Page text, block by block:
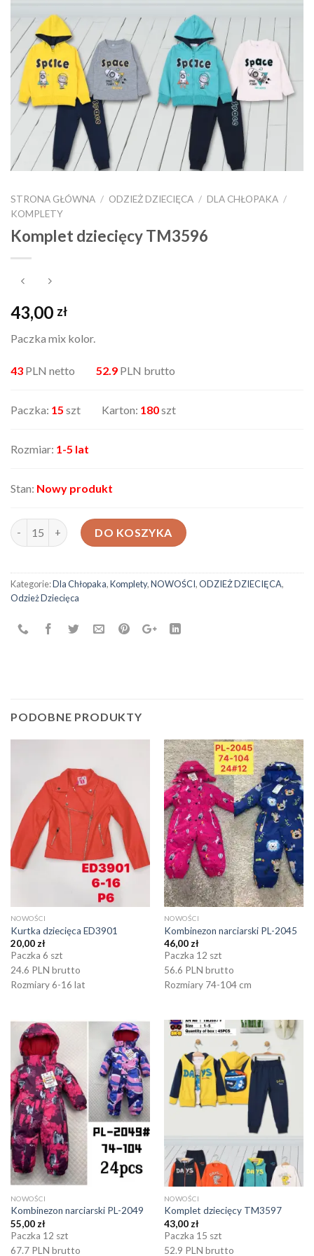
STRONA GŁÓWNA / ODZIEŻ DZIECIĘCA / DLA CHŁOPAKA /
KOMPLETY
Komplet dziecięcy TM3596
43,00 zł
Paczka mix kolor.
43 PLN netto 52.9 PLN brutto
Paczka: 15 szt Karton: 180szt
Rozmiar: 1-5 lat
Stan: Nowy produkt
ilość Komplet dziecięcy TM3596
DO KOSZYKA
Kategorie:Dla Chłopaka,Komplety,NOWOŚCI,ODZIEŻ DZIECIĘCA,
Odzież Dziecięca
PODOBNE PRODUKTY
NOWOŚCI
Kurtka dziecięca ED3901
20,00 zł
Paczka 6 szt
24.6 PLN brutto
Rozmiary 6-16 lat
NOWOŚCI
Kombinezon narciarski PL-2045
46,00 zł
Paczka 12 szt
56.6 PLN brutto
Rozmiary 74-104 cm
NOWOŚCI
Kombinezon narciarski PL-2049
55,00 zł
Paczka 12 szt
67.7 PLN brutto
NOWOŚCI
Komplet dziecięcy TM3597
43,00 zł
Paczka 15 szt
52.9 PLN brutto